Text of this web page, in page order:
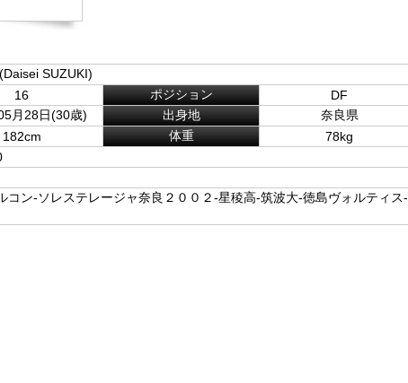
SUZUKI)
16 ポジション
DF
月28日(30歳) 出身地
奈良県
182cm 体重
78kg
コン-ソレステレージャ奈良２００２-星稜高-筑波大-徳島ヴォルティス-